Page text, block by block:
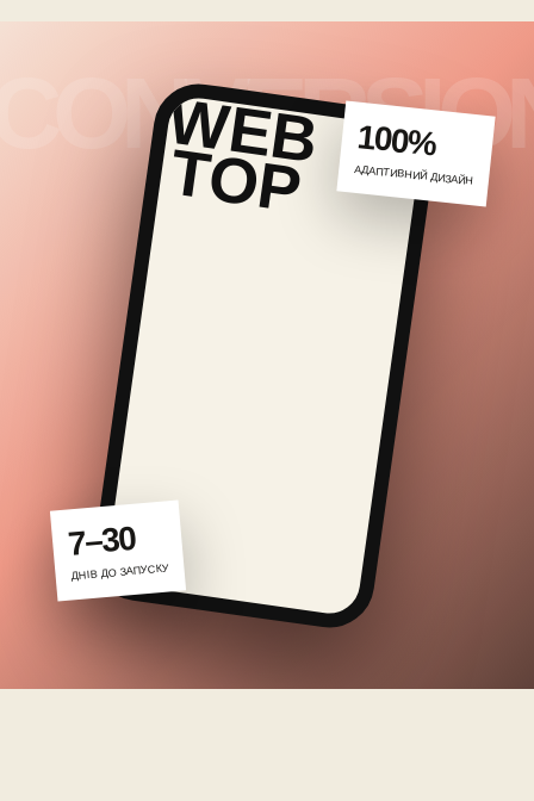
7–30
ДНІВ ДО ЗАПУСКУ
100%
АДАПТИВНИЙ ДИЗАЙН